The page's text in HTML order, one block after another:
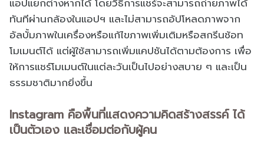
ทันทีผ่านกล้องในแอปฯ และไม่สามารถอัปโหลดภาพจาก
อัลบั้มภาพในเครื่องหรือแก้ไขภาพเพิ่มเติมหรือสกรีนช้อท
โมเมนต์ได้ แต่ผู้ใช้สามารถเพิ่มแคปชันได้ตามต้องการ เพื่อ
ให้การแชร์โมเมนต์ในแต่ละวันเป็นไปอย่างสบาย ๆ และเป็น
ธรรมชาติมากยิ่งขึ้น
Instagram คือพื้นที่แสดงความคิดสร้างสรรค์ ได้
เป็นตัวเอง และเชื่อมต่อกับผู้คน